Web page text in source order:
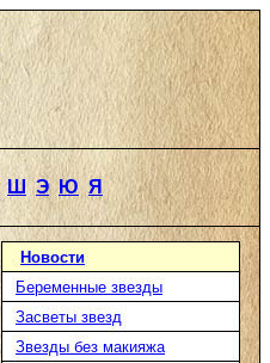
Ш Э Ю Я
Новости
Беременные звезды
Засветы звезд
Звезды без макияжа